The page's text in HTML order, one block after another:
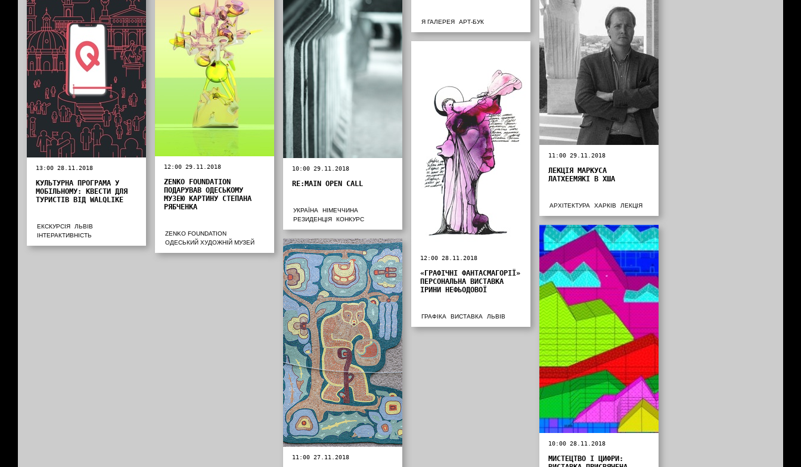
Я ГАЛЕРЕЯ АРТ-БУК
12:00 29.11.2018
ZENKO FOUNDATION
ПОДАРУВАВ ОДЕСЬКОМУ
МУЗЕЮ КАРТИНУ СТЕПАНА
РЯБЧЕНКА
ZENKO FOUNDATION
ОДЕСЬКИЙ ХУДОЖНІЙ МУЗЕЙ
11:00 29.11.2018
ЛЕКЦІЯ МАРКУСА
ЛАТХЕЕМЯКІ В ХША
АРХІТЕКТУРА ХАРКІВ ЛЕКЦІЯ
10:00 29.11.2018
RE:MAIN OPEN CALL
УКРАЇНА
НІМЕЧЧИНА
РЕЗИДЕНЦІЯ
КОНКУРС
13:00 28.11.2018
КУЛЬТУРНА ПРОГРАМА У
МОБІЛЬНОМУ: КВЕСТИ ДЛЯ
ТУРИСТІВ ВІД WALQLIKE
ЕКСКУРСІЯ
ЛЬВІВ
ІНТЕРАКТИВНІСТЬ
12:00 28.11.2018
«ГРАФІЧНІ ФАНТАСМАГОРІЇ»
ПЕРСОНАЛЬНА ВИСТАВКА
ІРИНИ НЕФЬОДОВОЇ
ГРАФІКА ВИСТАВКА ЛЬВІВ
10:00 28.11.2018
МИСТЕЦТВО І ЦИФРИ:
11:00 27.11.2018